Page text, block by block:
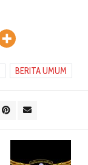
BERITA UMUM